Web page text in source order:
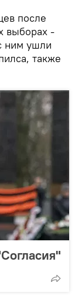
после
выборах -
ним ушли
также